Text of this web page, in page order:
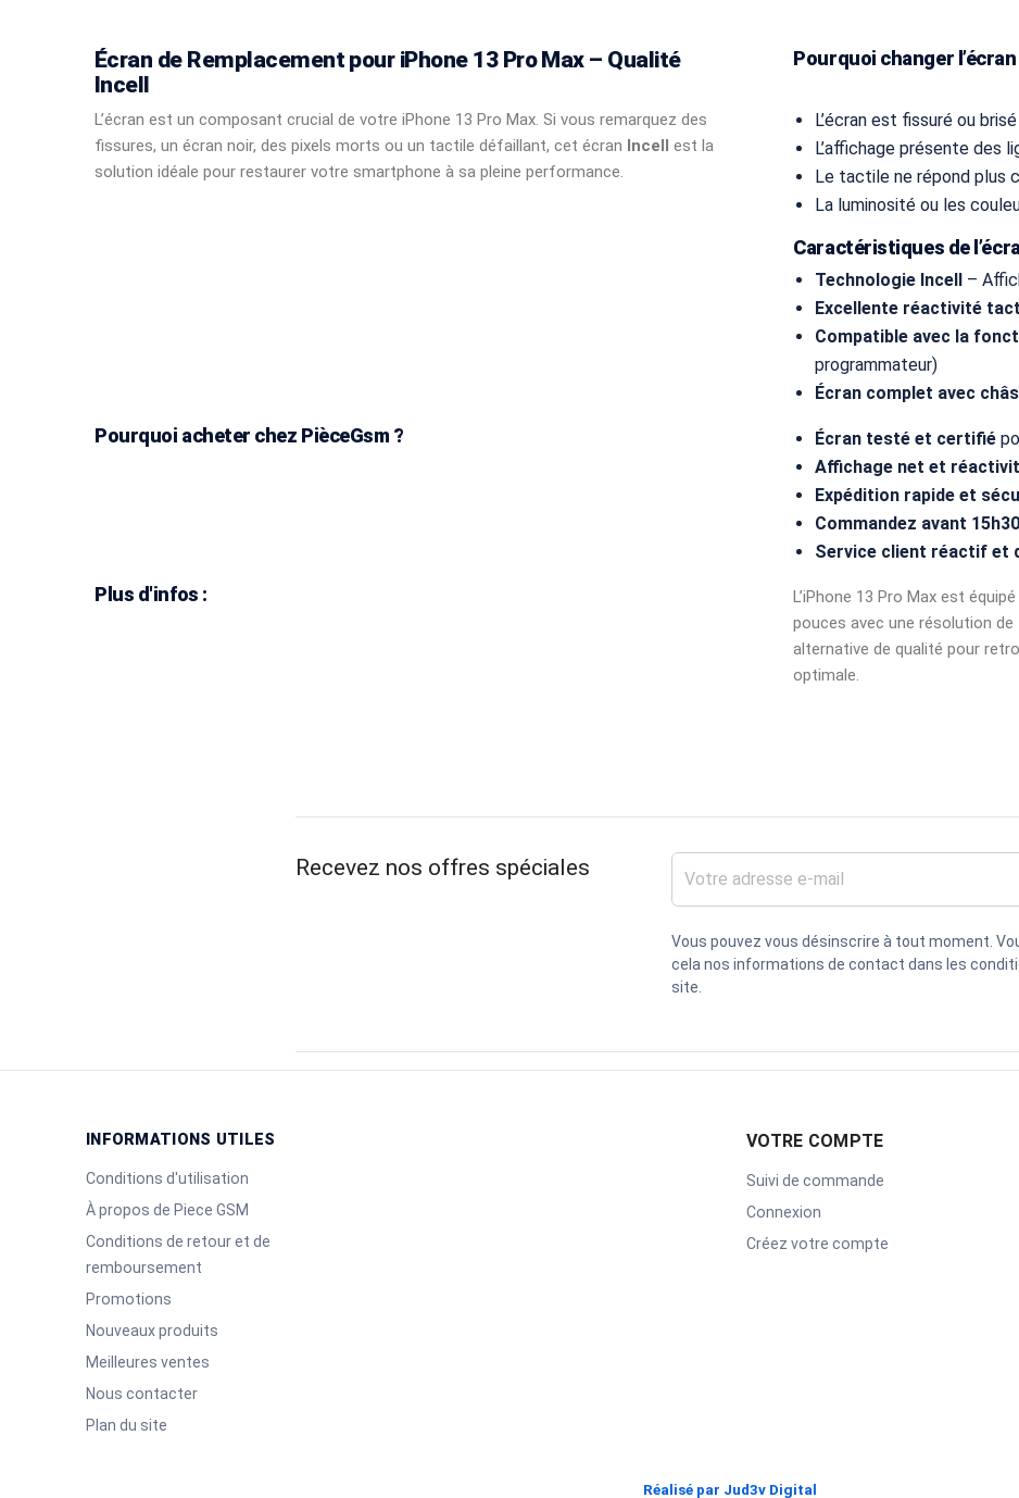
Écran de Remplacement pour iPhone 13 Pro Max – Qualité
Incell
L’écran est un composant crucial de votre iPhone 13 Pro Max. Si vous remarquez des
fissures, un écran noir, des pixels morts ou un tactile défaillant, cet écran Incell est la
solution idéale pour restaurer votre smartphone à sa pleine performance.
Pourquoi changer
L’écran est fissuré ou brisé
L’affichage présente des
Le tactile ne répond plus
La luminosité ou les
Caractéristiques de
Technologie Incell –
Excellente réactivité
Compatible avec la
programmateur)
Écran complet avec
Pourquoi acheter chez PièceGsm ? Écran testé et certifié
Affichage net et
Expédition rapide et
Commandez avant
Service client réactif et
Plus d'infos : L’iPhone 13 Pro Max est équipé
pouces avec une résolution de
alternative de qualité pour
optimale.
Recevez nos offres spéciales
Vous pouvez vous désinscrire à tout moment.
cela nos informations de contact dans les
site.
INFORMATIONS UTILES
Conditions d'utilisation
À propos de Piece GSM
Conditions de retour et de
remboursement
Promotions
Nouveaux produits
Meilleures ventes
Nous contacter
Plan du site
VOTRE COMPTE
Suivi de commande
Connexion
Créez votre compte
Réalisé par Jud3v Digital